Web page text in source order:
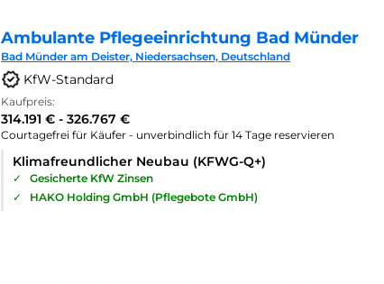
Ambulante Pflegeeinrichtung Bad Münder
Bad Münder am Deister, Niedersachsen, Deutschland
KfW-Standard
Kaufpreis:
314.191 € - 326.767 €
Courtagefrei für Käufer - unverbindlich für 14 Tage reservieren
Klimafreundlicher Neubau (KFWG-Q+)
✓
Gesicherte KfW Zinsen
✓
HAKO Holding GmbH (Pflegebote GmbH)